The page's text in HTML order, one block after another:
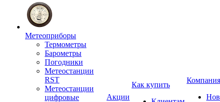
Метеоприборы
Термометры
Барометры
Погодники
Метеостанции
RST
Метеостанции
цифровые
Акции
Как купить
Компания